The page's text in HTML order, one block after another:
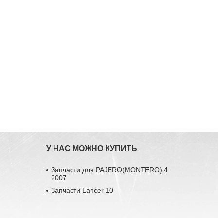
У НАС МОЖНО КУПИТЬ
Запчасти для PAJERO(MONTERO) 4
2007
Запчасти Lancer 10